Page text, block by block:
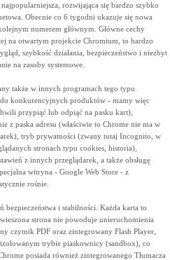
rozwijająca się bardzo szybko
Obecnie co 6 tygodni ukazuje się nowa
numerem głównym. Główne cechy
na otwartym projekcie Chromium, to bardzo
szybkość działania, bezpieczeństwo i niezbyt
na zasoby systemowe.
także w innych programach tego typu.
konkurencyjnych produktów - mamy więc
przypiąć lub odpiąć na pasku kart),
z paska adresu (właściwie to Chrome nie ma w
tryb prywatności (zwany tutaj Incognito, w
stronach typu cookies, historia),
z innych przeglądarek, a także obsługę
witryna - Google Web Store - z
rośnie.
i stabilności. Każda karta to
strona nie powoduje unieruchomienia
czytnik PDF oraz zintegrowany Flash Player,
trybie piaskownicy (sandbox), co
posiada również zintegrowanego Tłumacza